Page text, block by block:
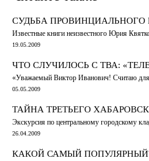
СУДЬБА ПРОВИНЦИАЛЬНОГО
Известные книги неизвестного Юрия
19.05.2009
ЧТО СЛУЧИЛОСЬ С ТВА:
«Уважаемый Виктор Иванович! Считаю для
05.05.2009
ТАЙНА ТРЕТЬЕГО
Экскурсия по центральному городскому
26.04.2009
КАКОЙ САМЫЙ